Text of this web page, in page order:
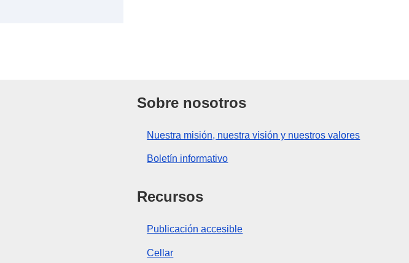
Sobre nosotros
Nuestra misión, nuestra visión y nuestros valores
Boletín informativo
Recursos
Publicación accesible
Cellar